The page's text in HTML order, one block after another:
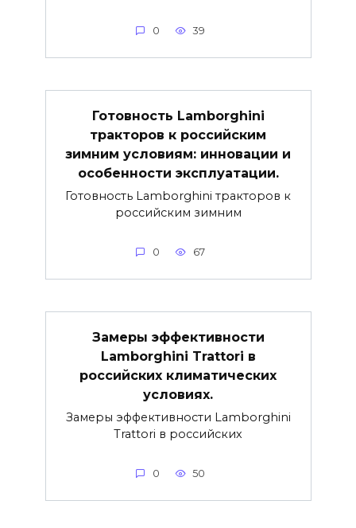
0 39
Готовность Lamborghini
тракторов к российским
зимним условиям: инновации и
особенности эксплуатации.
Готовность Lamborghini тракторов к
российским зимним
0 67
Замеры эффективности
Lamborghini Trattori в
российских климатических
условиях.
Замеры эффективности Lamborghini
Trattori в российских
0 50